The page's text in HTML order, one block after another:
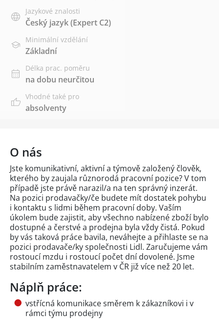
Jazykové znalosti
Český jazyk(Expert C2)
Minimální vzdělání
Základní
Délka prac. poměru
na dobu neurčitou
Vhodné také pro
absolventy
O nás
Jste komunikativní, aktivní a týmově založený člověk,
kterého by zaujala různorodá pracovní pozice? V tom
případě jste právě narazil/a na ten správný inzerát.
Na pozici prodavačky/če budete mít dostatek pohybu
i kontaktu s lidmi během pracovní doby. Vaším
úkolem bude zajistit, aby všechno nabízené zboží bylo
dostupné a čerstvé a prodejna byla vždy čistá. Pokud
by vás taková práce bavila, neváhejte a přihlaste se na
pozici prodavače/ky společnosti Lidl. Zaručujeme vám
rostoucí mzdu i rostoucí počet dní dovolené. Jsme
stabilním zaměstnavatelem v ČR již více než 20 let.
Náplň práce:
vstřícná komunikace směrem k zákazníkovi i v
rámci týmu prodejny